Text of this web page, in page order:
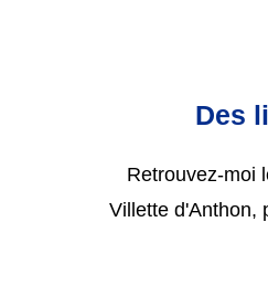
Des
Retrouvez-moi
Villette d'Anthon,